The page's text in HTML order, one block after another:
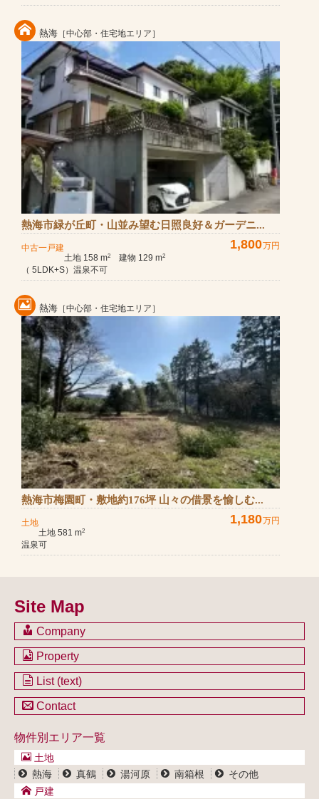
熱海 ［中心部・住宅地エリア］
熱海市緑が丘町・山並み望む日照良好＆ガーデニ...
中古一戸建 1,800万円
土地 158 m2 建物 129 m2
（ 5LDK+S）温泉不可
熱海 ［中心部・住宅地エリア］
熱海市梅園町・敷地約176坪 山々の借景を愉しむ...
土地 1,180万円
土地 581 m2
温泉可
Site Map
Company
会社のご案内
不動産を売却したい方
不動産買取システム
Property
土地一覧
マンション一覧
事業用物件一覧
List (text)
土地一覧
マンション一覧
事業用物件一覧
Contact
ブログ
プライバシーポリシー
サイトポリシー
物件別エリア一覧
土地
熱海
真鶴 湯河原 南箱根
その他
戸建